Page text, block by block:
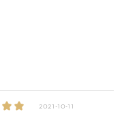
2021-10-11